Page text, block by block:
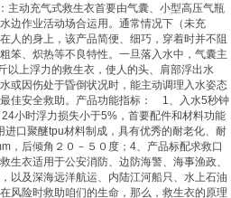
主动充气式救生衣首要由气囊、小型高压气瓶
边作业活动场合运用。通常情况下（未充
人的身上，该产品简便、细巧，穿着时并不阻
粗笨、炽热等不良特性。一旦落入水中，气囊主
以上浮力的救生衣 ，使人的头、肩部浮出水
或因伤处于昏倒状况时，能主动调理入水姿态
佳安全救助。产品功能指标： 1、入水5秒钟
小时浮力损失小于5%，首要配件和材料功能
口聚醚tpu材料制成，具有优秀的耐老化、耐
后倾角２０－５０度；4、产品标配求救口
救生衣适用于公安消防、边防海警、海事渔政、
以及深海远洋航运、内陆江河船只、水上石油
风险时救助咱们的生命，那么， 救生衣的原理